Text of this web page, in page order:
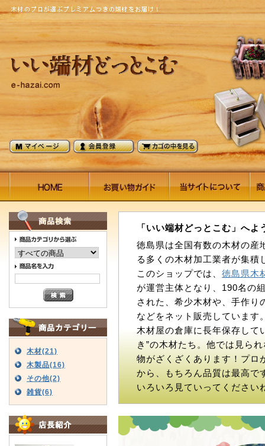
木材(21)
木製品(16)
その他(2)
雑貨(6)
「いい端材どっとこむ」へよ
徳島県は全国有数の木材の産
る多くの木材加工業者が集積
このショップでは、 徳島県木
が運営主体となり、190名の
された、希少木材や、手作り
などをネット販売しています
木材屋の倉庫に長年保存して
き”の木材たち。他では見ら
物がざくざくあります！プロ
から、もちろん品質は最高で
いろいろ見ていってください